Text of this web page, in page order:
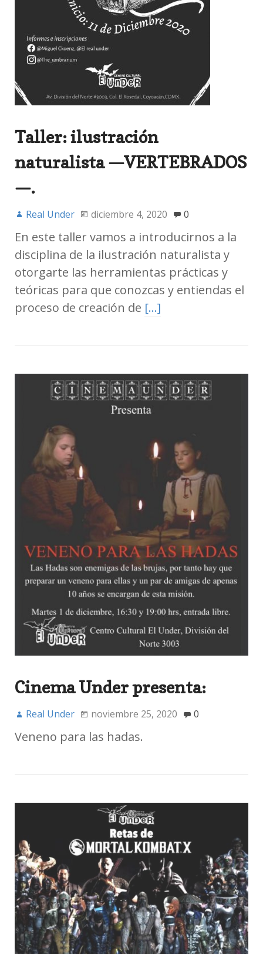
Taller: ilustración
naturalista —VERTEBRADOS
—.
Real Under diciembre 4, 2020 0
En este taller vamos a introducirnos a la
disciplina de la ilustración naturalista y
otorgarte las herramientas prácticas y
teóricas para que conozcas y entiendas el
proceso de creación de […]
Cinema Under presenta:
Real Under noviembre 25, 2020 0
Veneno para las hadas.